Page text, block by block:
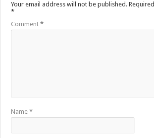
Your email address will not be published.
*
Comment*
Name*